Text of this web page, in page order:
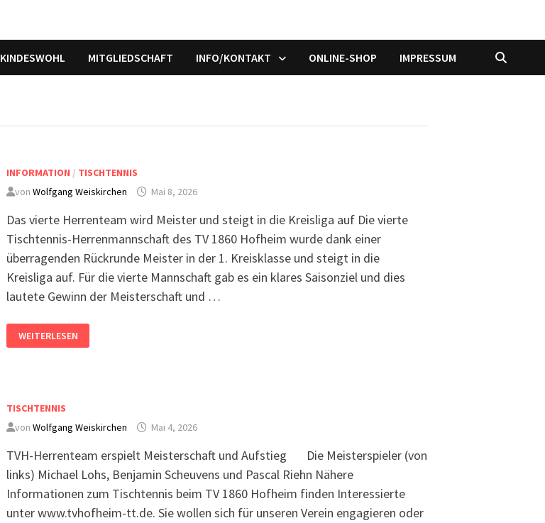
KINDESWOHL MITGLIEDSCHAFT INFO/KONTAKT ONLINE-SHOP IMPRESSUM
INFORMATION / TISCHTENNIS
von Wolfgang Weiskirchen Mai 8, 2026
Das vierte Herrenteam wird Meister und steigt in die Kreisliga auf Die vierte
Tischtennis-Herrenmannschaft des TV 1860 Hofheim wurde dank einer
überragenden Rückrunde Meister in der 1. Kreisklasse und steigt in die
Kreisliga auf. Für die vierte Mannschaft gab es ein klares Saisonziel und dies
lautete Gewinn der Meisterschaft und …
WEITERLESEN
TISCHTENNIS
von Wolfgang Weiskirchen Mai 4, 2026
TVH-Herrenteam erspielt Meisterschaft und Aufstieg Die Meisterspieler (von
links) Michael Lohs, Benjamin Scheuvens und Pascal Riehn Nähere
Informationen zum Tischtennis beim TV 1860 Hofheim finden Interessierte
unter www.tvhofheim-tt.de. Sie wollen sich für unseren Verein engagieren oder